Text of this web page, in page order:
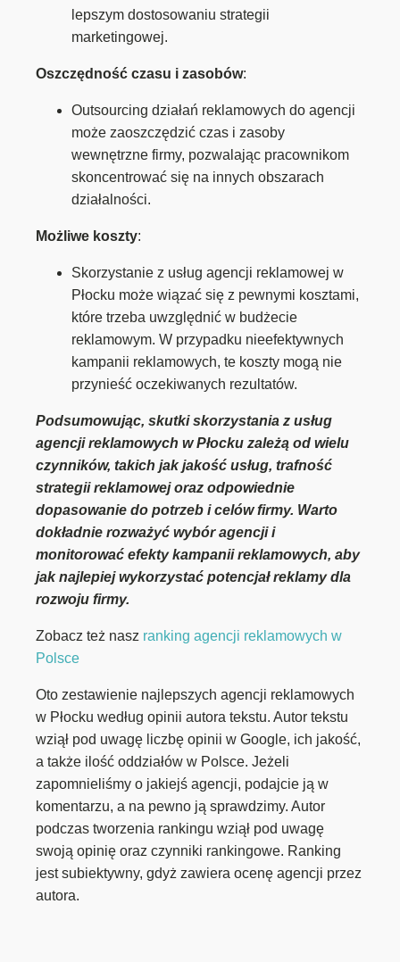
lepszym dostosowaniu strategii
marketingowej.
Oszczędność czasu i zasobów:
Outsourcing działań reklamowych do agencji
może zaoszczędzić czas i zasoby
wewnętrzne firmy, pozwalając pracownikom
skoncentrować się na innych obszarach
działalności.
Możliwe koszty:
Skorzystanie z usług agencji reklamowej w
Płocku może wiązać się z pewnymi kosztami,
które trzeba uwzględnić w budżecie
reklamowym. W przypadku nieefektywnych
kampanii reklamowych, te koszty mogą nie
przynieść oczekiwanych rezultatów.
Podsumowując, skutki skorzystania z usług
agencji reklamowych w Płocku zależą od wielu
czynników, takich jak jakość usług, trafność
strategii reklamowej oraz odpowiednie
dopasowanie do potrzeb i celów firmy. Warto
dokładnie rozważyć wybór agencji i
monitorować efekty kampanii reklamowych, aby
jak najlepiej wykorzystać potencjał reklamy dla
rozwoju firmy.
Zobacz też nasz ranking agencji reklamowych w
Polsce
Oto zestawienie najlepszych agencji reklamowych
w Płocku według opinii autora tekstu. Autor tekstu
wziął pod uwagę liczbę opinii w Google, ich jakość,
a także ilość oddziałów w Polsce. Jeżeli
zapomnieliśmy o jakiejś agencji, podajcie ją w
komentarzu, a na pewno ją sprawdzimy. Autor
podczas tworzenia rankingu wziął pod uwagę
swoją opinię oraz czynniki rankingowe. Ranking
jest subiektywny, gdyż zawiera ocenę agencji przez
autora.